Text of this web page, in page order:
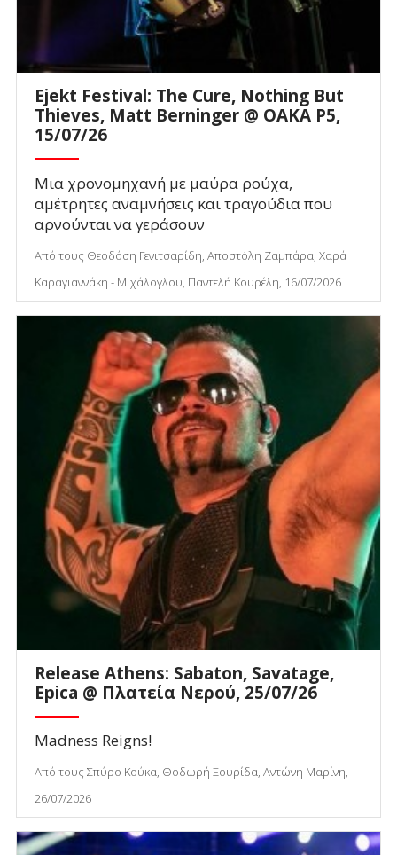
Ejekt Festival: The Cure, Nothing But
Thieves, Matt Berninger @ ΟΑΚΑ P5,
15/07/26
Μια χρονομηχανή με μαύρα ρούχα,
αμέτρητες αναμνήσεις και τραγούδια που
αρνούνται να γεράσουν
Από τους Θεοδόση Γενιτσαρίδη, Αποστόλη Ζαμπάρα, Χαρά
Καραγιαννάκη - Μιχάλογλου, Παντελή Κουρέλη, 16/07/2026
Release Athens: Sabaton, Savatage,
Epica @ Πλατεία Νερού, 25/07/26
Madness Reigns!
Από τους Σπύρο Κούκα, Θοδωρή Ξουρίδα, Αντώνη Μαρίνη,
26/07/2026